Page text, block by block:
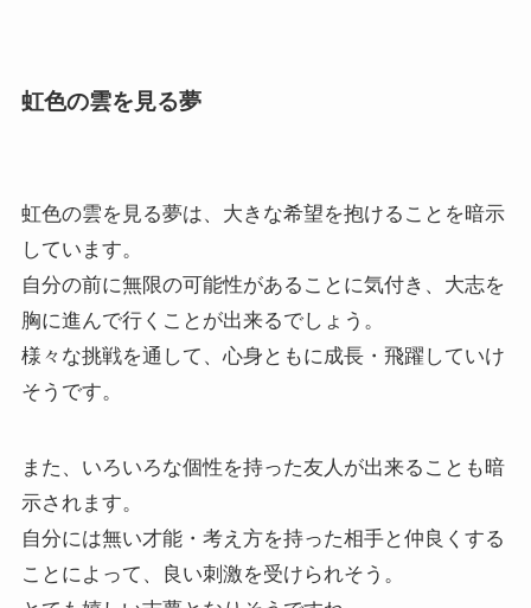
虹色の雲を見る夢
虹色の雲を見る夢は、大きな希望を抱けることを暗示
しています。
自分の前に無限の可能性があることに気付き、大志を
胸に進んで行くことが出来るでしょう。
様々な挑戦を通して、心身ともに成長・飛躍していけ
そうです。
また、いろいろな個性を持った友人が出来ることも暗
示されます。
自分には無い才能・考え方を持った相手と仲良くする
ことによって、良い刺激を受けられそう。